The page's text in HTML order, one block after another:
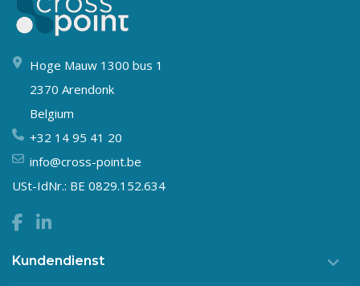
Hoge Mauw 1300 bus 1
2370 Arendonk
Belgium
+32 14 95 41 20
info@cross-point.be
USt-IdNr.: BE 0829.152.634
Kundendienst